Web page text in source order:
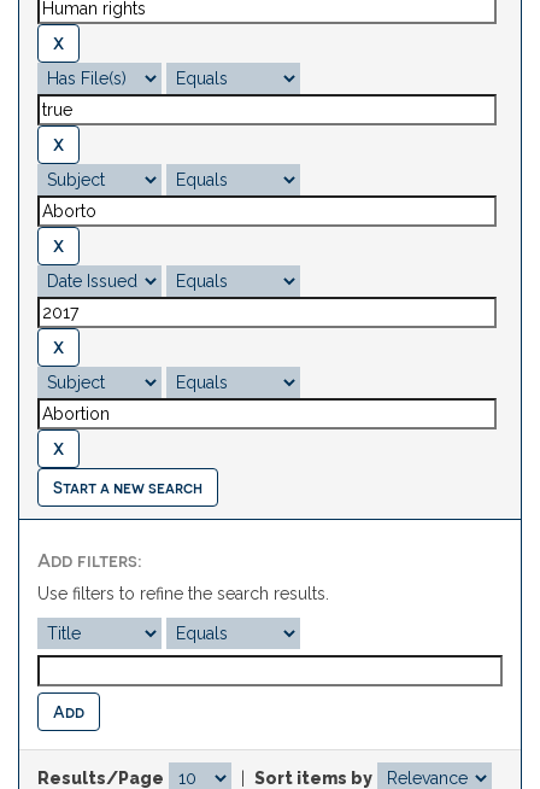
Start a new search
Add filters:
Use filters to refine the search results.
Results/Page
Sort items by